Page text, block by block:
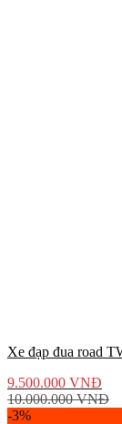
Xe đạp đua road
9.500.000 VNĐ
10.000.000VNĐ
-3%